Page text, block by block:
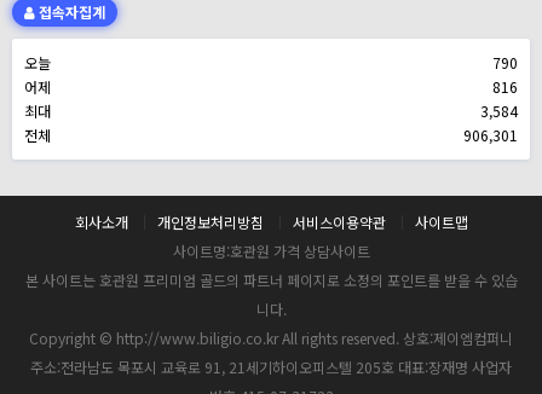
접속자집계
오늘
790
어제
816
최대
3,584
전체
906,301
회사소개 개인정보처리방침 서비스이용약관
사이트맵
사이트명:호관원 가격 상담사이트
본 사이트는 호관원 프리미엄 골드의 파트너 페이지로 소정의 포인트를 받을 수 있습
니다.
Copyright © http://www.biligio.co.kr All rights reserved. 상호:제이엠컴퍼니
주소:전라남도 목포시 교육로 91, 21세기하이오피스텔 205호 대표:장재명 사업자